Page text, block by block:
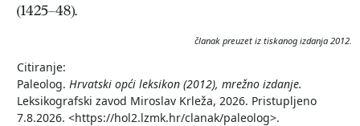
(1425–48).
članak preuzet iz tiskanog izdanja 2012.
Citiranje:
Paleolog. Hrvatski opći leksikon (2012), mrežno izdanje.
Leksikografski zavod Miroslav Krleža, 2026. Pristupljeno
7.8.2026. <https://hol2.lzmk.hr/clanak/paleolog>.